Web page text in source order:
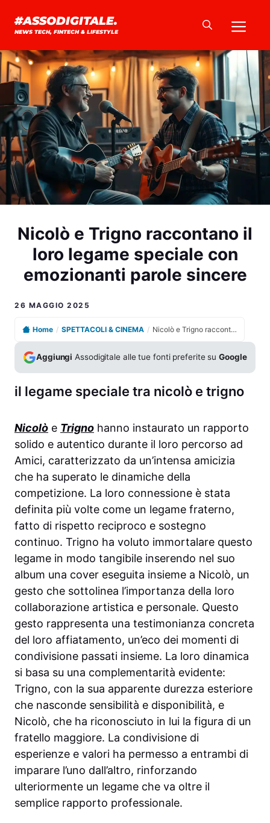
#ASSODIGITALE.
NEWS TECH, FINTECH & LIFESTYLE
Nicolò e Trigno raccontano il
loro legame speciale con
emozionanti parole sincere
26 MAGGIO 2025
Home / SPETTACOLI & CINEMA / Nicolò e Trigno raccontano il loro legame speciale con emozionanti parole sincere
Aggiungi Assodigitale alle tue fonti preferite suGoogle
il legame speciale tra nicolò e trigno
Nicolò e Trigno hanno instaurato un rapporto
solido e autentico durante il loro percorso ad
Amici, caratterizzato da un’intensa amicizia
che ha superato le dinamiche della
competizione. La loro connessione è stata
definita più volte come un legame fraterno,
fatto di rispetto reciproco e sostegno
continuo. Trigno ha voluto immortalare questo
legame in modo tangibile inserendo nel suo
album una cover eseguita insieme a Nicolò, un
gesto che sottolinea l’importanza della loro
collaborazione artistica e personale. Questo
gesto rappresenta una testimonianza concreta
del loro affiatamento, un’eco dei momenti di
condivisione passati insieme. La loro dinamica
si basa su una complementarità evidente:
Trigno, con la sua apparente durezza esteriore
che nasconde sensibilità e disponibilità, e
Nicolò, che ha riconosciuto in lui la figura di un
fratello maggiore. La condivisione di
esperienze e valori ha permesso a entrambi di
imparare l’uno dall’altro, rinforzando
ulteriormente un legame che va oltre il
semplice rapporto professionale.